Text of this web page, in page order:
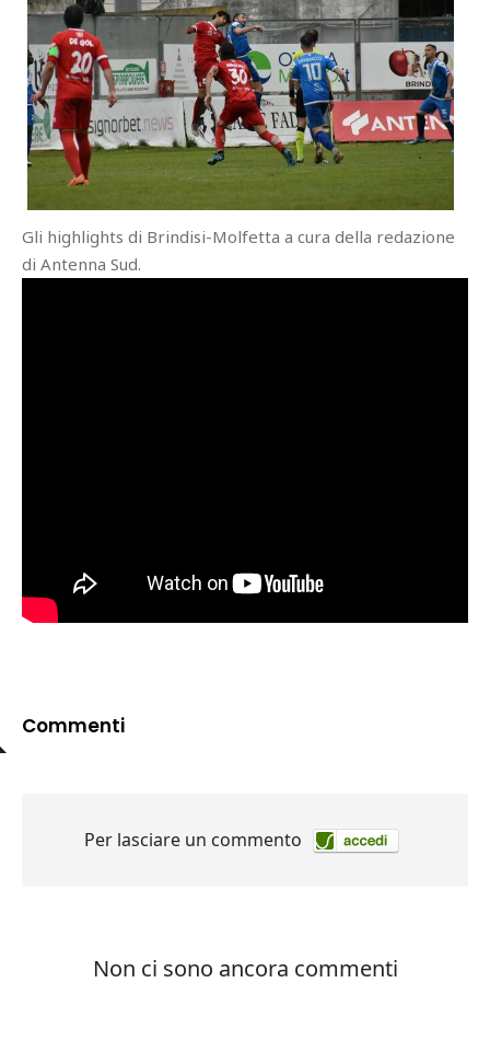
Gli highlights di Brindisi-Molfetta a cura della redazione
di Antenna Sud.
Commenti